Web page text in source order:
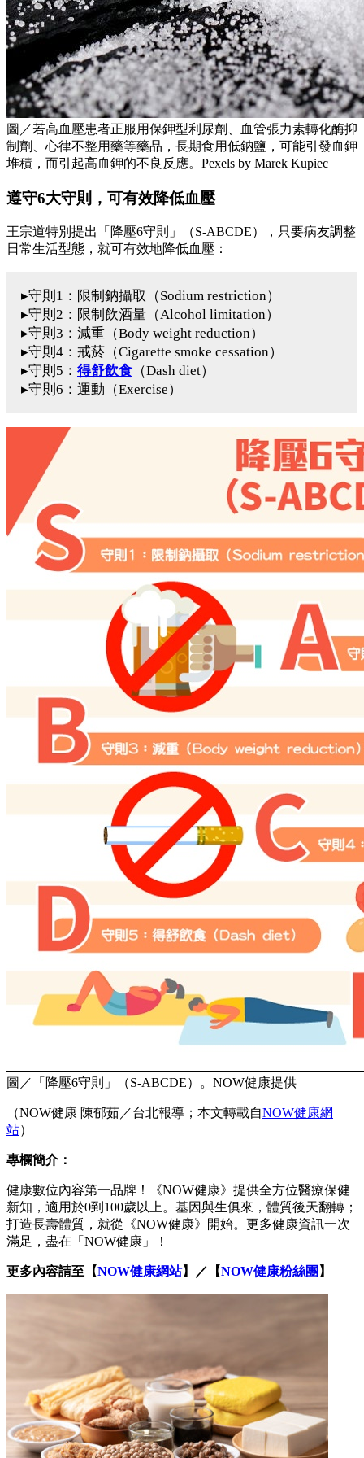
圖／若高血壓患者正服用保鉀型利尿劑、血管張力素轉化酶抑
制劑、心律不整用藥等藥品，長期食用低鈉鹽，可能引發血鉀
堆積，而引起高血鉀的不良反應。Pexels by Marek Kupiec
遵守6大守則，可有效降低血壓
王宗道特別提出「降壓6守則」（S-ABCDE），只要病友調整
日常生活型態，就可有效地降低血壓：
▸守則1：限制鈉攝取（Sodium restriction）
▸守則2：限制飲酒量（Alcohol limitation）
▸守則3：減重（Body weight reduction）
▸守則4：戒菸（Cigarette smoke cessation）
▸守則5： 得舒飲食 （Dash diet）
▸守則6：運動（Exercise）
圖／「降壓6守則」（S-ABCDE）。NOW健康提供
（NOW健康 陳郁茹／台北報導；本文轉載自NOW健康網
站）
專欄簡介：
健康數位內容第一品牌！《NOW健康》提供全方位醫療保健
新知，適用於0到100歲以上。基因與生俱來，體質後天翻轉；
打造長壽體質，就從《NOW健康》開始。更多健康資訊一次
滿足，盡在「NOW健康」！
更多內容請至【NOW健康網站】／【NOW健康粉絲團 】